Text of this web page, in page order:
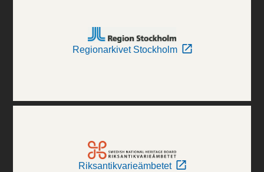
Regionarkivet Stockholm
Riksantikvarieämbetet